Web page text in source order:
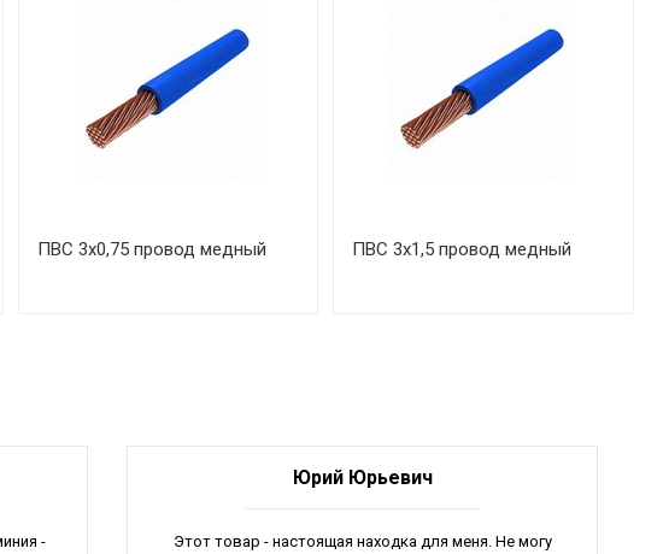
ПВС 3х0,75 провод медный ПВС 3х1,5 провод медный
-
Юрий Юрьевич
Этот товар - настоящая находка для меня. Не могу